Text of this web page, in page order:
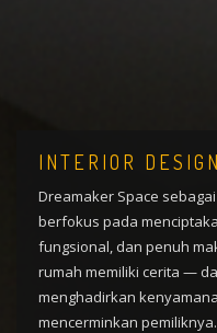
INTERIOR DESIGN
Dreamaker Space
berfokus pada
fungsional, dan penuh
rumah memiliki cerita —
menghadirkan
mencerminkan